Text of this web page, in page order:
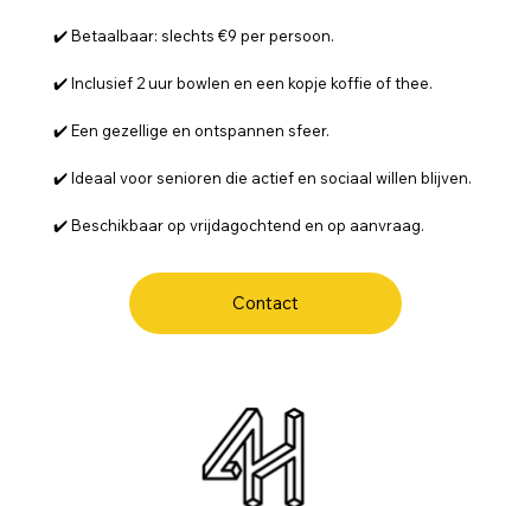
✔️ Betaalbaar: slechts €9 per persoon.
✔️ Inclusief 2 uur bowlen en een kopje koffie of thee.
✔️ Een gezellige en ontspannen sfeer.
✔️ Ideaal voor senioren die actief en sociaal willen blijven.
✔️ Beschikbaar op vrijdagochtend en op aanvraag.
Contact